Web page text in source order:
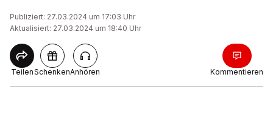
Publiziert: 27.03.2024 um 17:03 Uhr
Aktualisiert: 27.03.2024 um 18:40 Uhr
TeilenSchenkenAnhören Kommentieren